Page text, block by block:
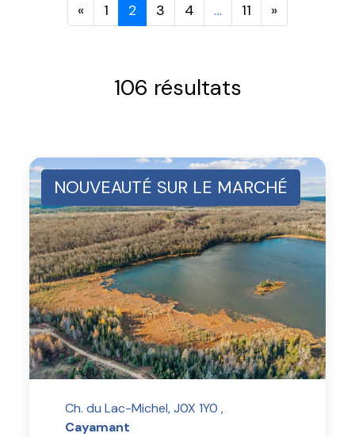
« 1 2 3 4 … 11 »
106 résultats
NOUVEAUTÉ SUR LE MARCHÉ
Ch. du Lac-Michel, J0X 1Y0 ,
Cayamant